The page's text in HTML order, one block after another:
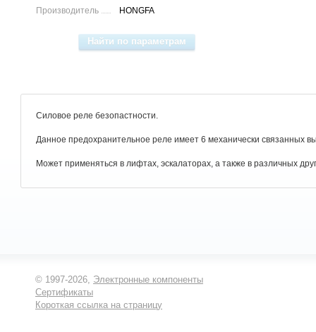
Производитель
HONGFA
Силовое реле безопастности.
Данное предохранительное реле имеет 6 механически связанных
Может применяться в лифтах, эскалаторах, а также в различных
© 1997-2026, Электронные компоненты
Сертификаты
Короткая ссылка на страницу